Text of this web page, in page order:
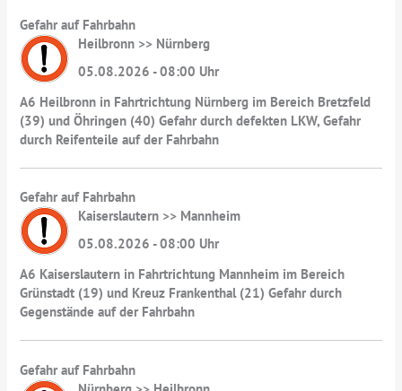
Gefahr auf Fahrbahn
Heilbronn >> Nürnberg
05.08.2026 - 08:00 Uhr
A6 Heilbronn in Fahrtrichtung Nürnberg im Bereich Bretzfeld
(39) und Öhringen (40) Gefahr durch defekten LKW, Gefahr
durch Reifenteile auf der Fahrbahn
Gefahr auf Fahrbahn
Kaiserslautern >> Mannheim
05.08.2026 - 08:00 Uhr
A6 Kaiserslautern in Fahrtrichtung Mannheim im Bereich
Grünstadt (19) und Kreuz Frankenthal (21) Gefahr durch
Gegenstände auf der Fahrbahn
Gefahr auf Fahrbahn